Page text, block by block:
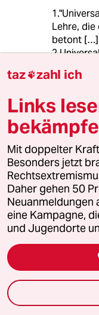
Lehre, die
betont
[ist die]
offen zu
Erlösung
Ich traue
Menge
mich
GS Georg
einfach
Lörrach
taz zahl ich
Links
Mit doppelter
Besonders jetzt
Daher gehen 50
Neuanmeldungen
eine Kampagne,
und Jugendorte